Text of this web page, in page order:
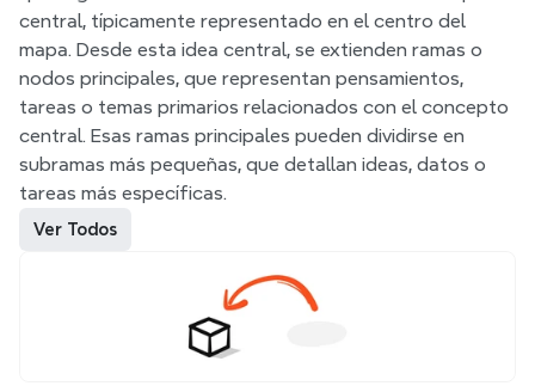
central, típicamente representado en el centro del
mapa. Desde esta idea central, se extienden ramas o
nodos principales, que representan pensamientos,
tareas o temas primarios relacionados con el concepto
central. Esas ramas principales pueden dividirse en
subramas más pequeñas, que detallan ideas, datos o
tareas más específicas.
Ver Todos